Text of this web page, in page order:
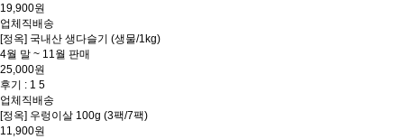
19,900원
업체직배송
[정옥] 국내산 생다슬기 (생물/1kg)
4월 말 ~ 11월 판매
25,000원
후기 : 1 5
업체직배송
[정옥] 우렁이살 100g (3팩/7팩)
11,900원